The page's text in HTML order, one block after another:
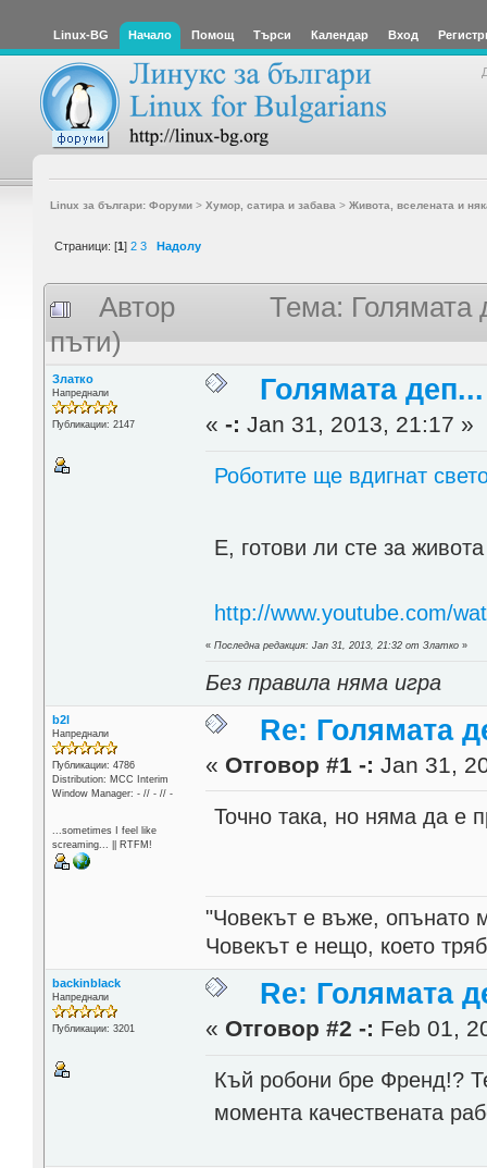
Linux-BG Начало Помощ Търси Календар Вход
Linux за българи: Форуми> Хумор, сатира и забава > Живота, вселената и
Страници: [1] 2 3 Надолу
Автор
Тема: Голямата
пъти)
Златко
Напреднали
Публикации: 2147
Голямата
«-: Jan 31, 2013, 21:17 »
Роботите ще вдигнат
Е, готови ли сте за
http://www.youtube.com/
«Последна редакция: Jan 31, 2013, 21:32 от Златко »
Без правила няма игра
b2l
Напреднали
Публикации: 4786
Distribution: MCC Interim
Window Manager: - // - // -
...sometimes I feel like
screaming... || RTFM!
Re: Голямата
« Отговор #1 -: Jan 31,
Точно така, но няма да е
"Човекът е въже, опънато
Човекът е нещо, което
backinblack
Напреднали
Публикации: 3201
Re: Голямата
« Отговор #2 -: Feb 01,
Къй робони бре Френд!?
момента качествената